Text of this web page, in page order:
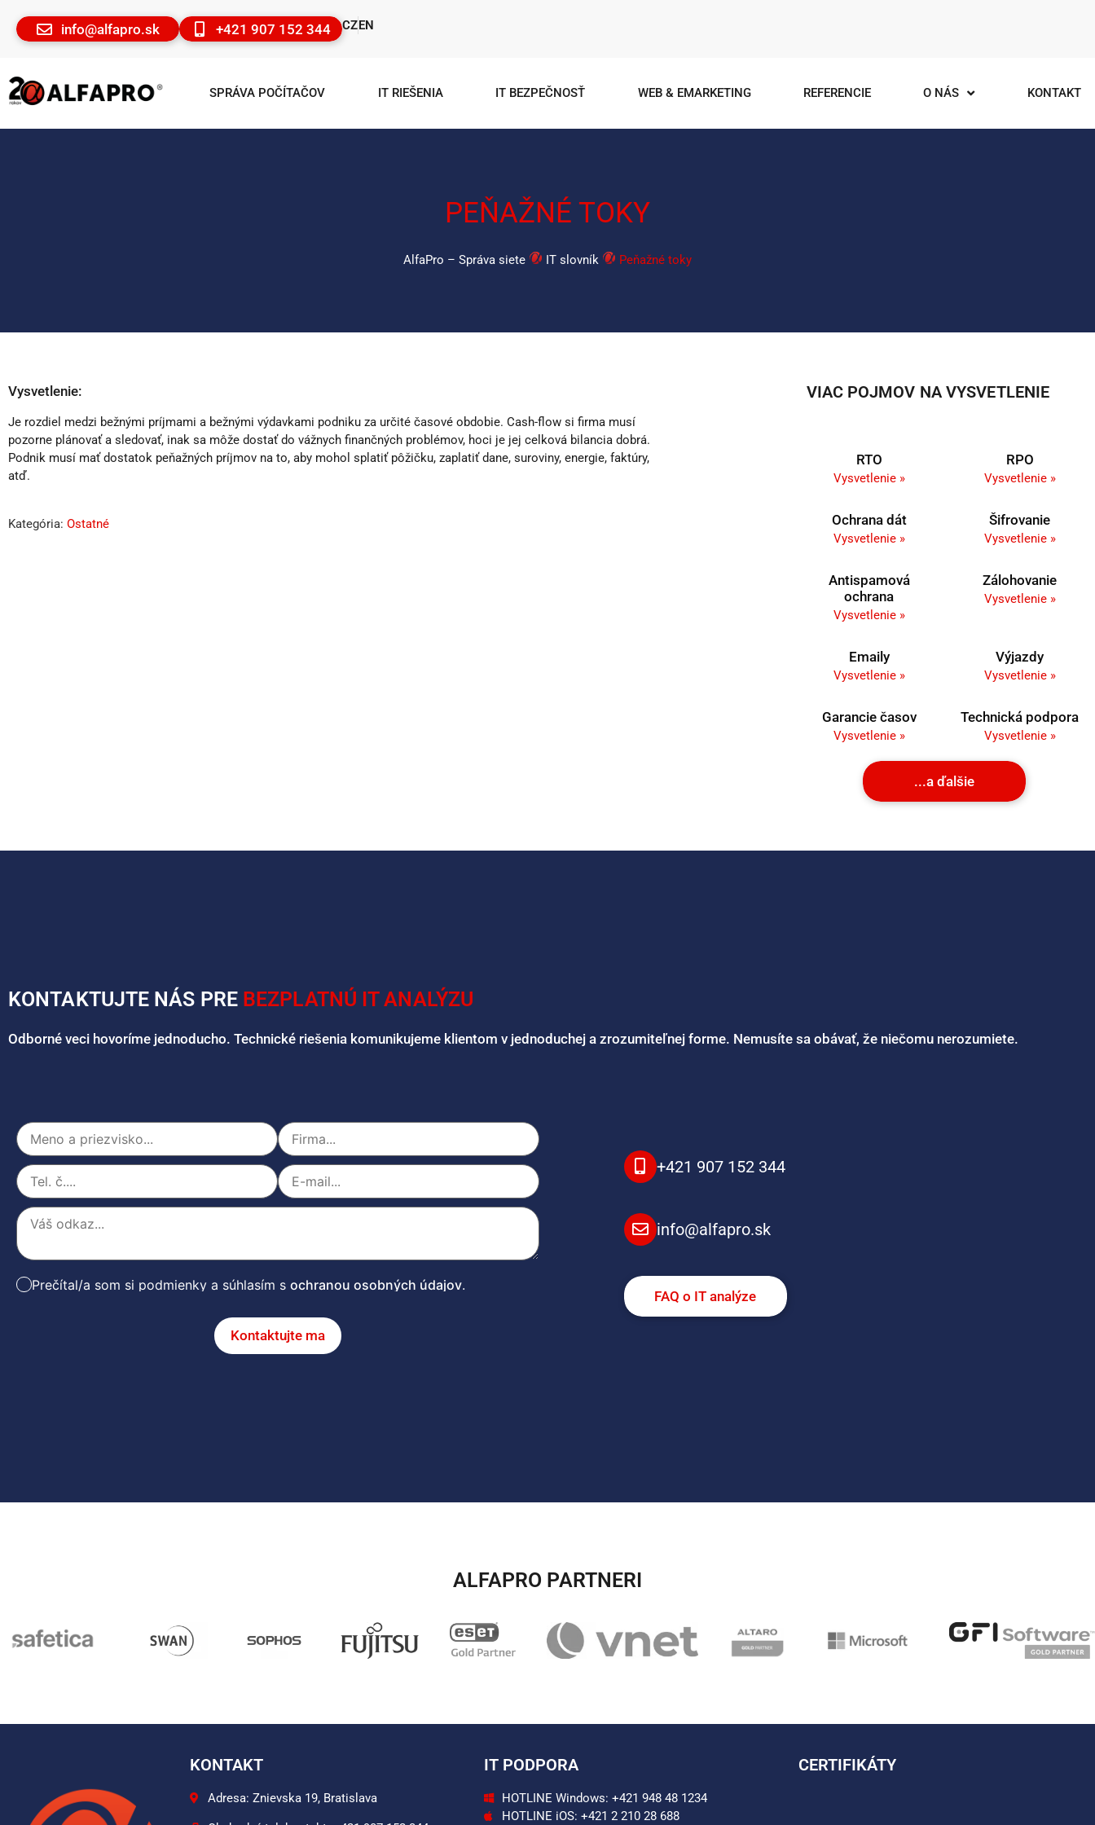
info@alfapro.sk +421 907 152 344 CZEN
SPRÁVA POČÍTAČOV IT RIEŠENIA IT BEZPEČNOSŤ WEB & EMARKETING REFERENCIE O NÁS KONTAKT
PEŇAŽNÉ TOKY
AlfaPro – Správa siete IT slovník Peňažné toky
Vysvetlenie:
Je rozdiel medzi bežnými príjmami a bežnými výdavkami podniku za určité časové obdobie. Cash-flow si firma musí
pozorne plánovať a sledovať, inak sa môže dostať do vážnych finančných problémov, hoci je jej celková bilancia dobrá.
Podnik musí mať dostatok peňažných príjmov na to, aby mohol splatiť pôžičku, zaplatiť dane, suroviny, energie, faktúry,
atď.
Kategória: Ostatné
VIAC POJMOV NA VYSVETLENIE
RTO
Vysvetlenie »
RPO
Vysvetlenie »
Ochrana dát
Vysvetlenie »
Šifrovanie
Vysvetlenie »
Antispamová
ochrana
Vysvetlenie »
Zálohovanie
Vysvetlenie »
Emaily
Vysvetlenie »
Výjazdy
Vysvetlenie »
Garancie časov
Vysvetlenie »
Technická podpora
Vysvetlenie »
...a ďalšie
KONTAKTUJTE NÁS PRE BEZPLATNÚ IT ANALÝZU
Odborné veci hovoríme jednoducho. Technické riešenia komunikujeme klientom v jednoduchej a zrozumiteľnej forme. Nemusíte sa obávať, že niečomu nerozumiete.
Prečítal/a som si podmienky a súhlasím sochranou osobných údajov.
Kontaktujte ma
+421 907 152 344
info@alfapro.sk
FAQ o IT analýze
ALFAPRO PARTNERI​
KONTAKT
Adresa: Znievska 19, Bratislava
IT PODPORA
HOTLINE Windows: +421 948 48 1234
HOTLINE iOS: +421 2 210 28 688
CERTIFIKÁTY